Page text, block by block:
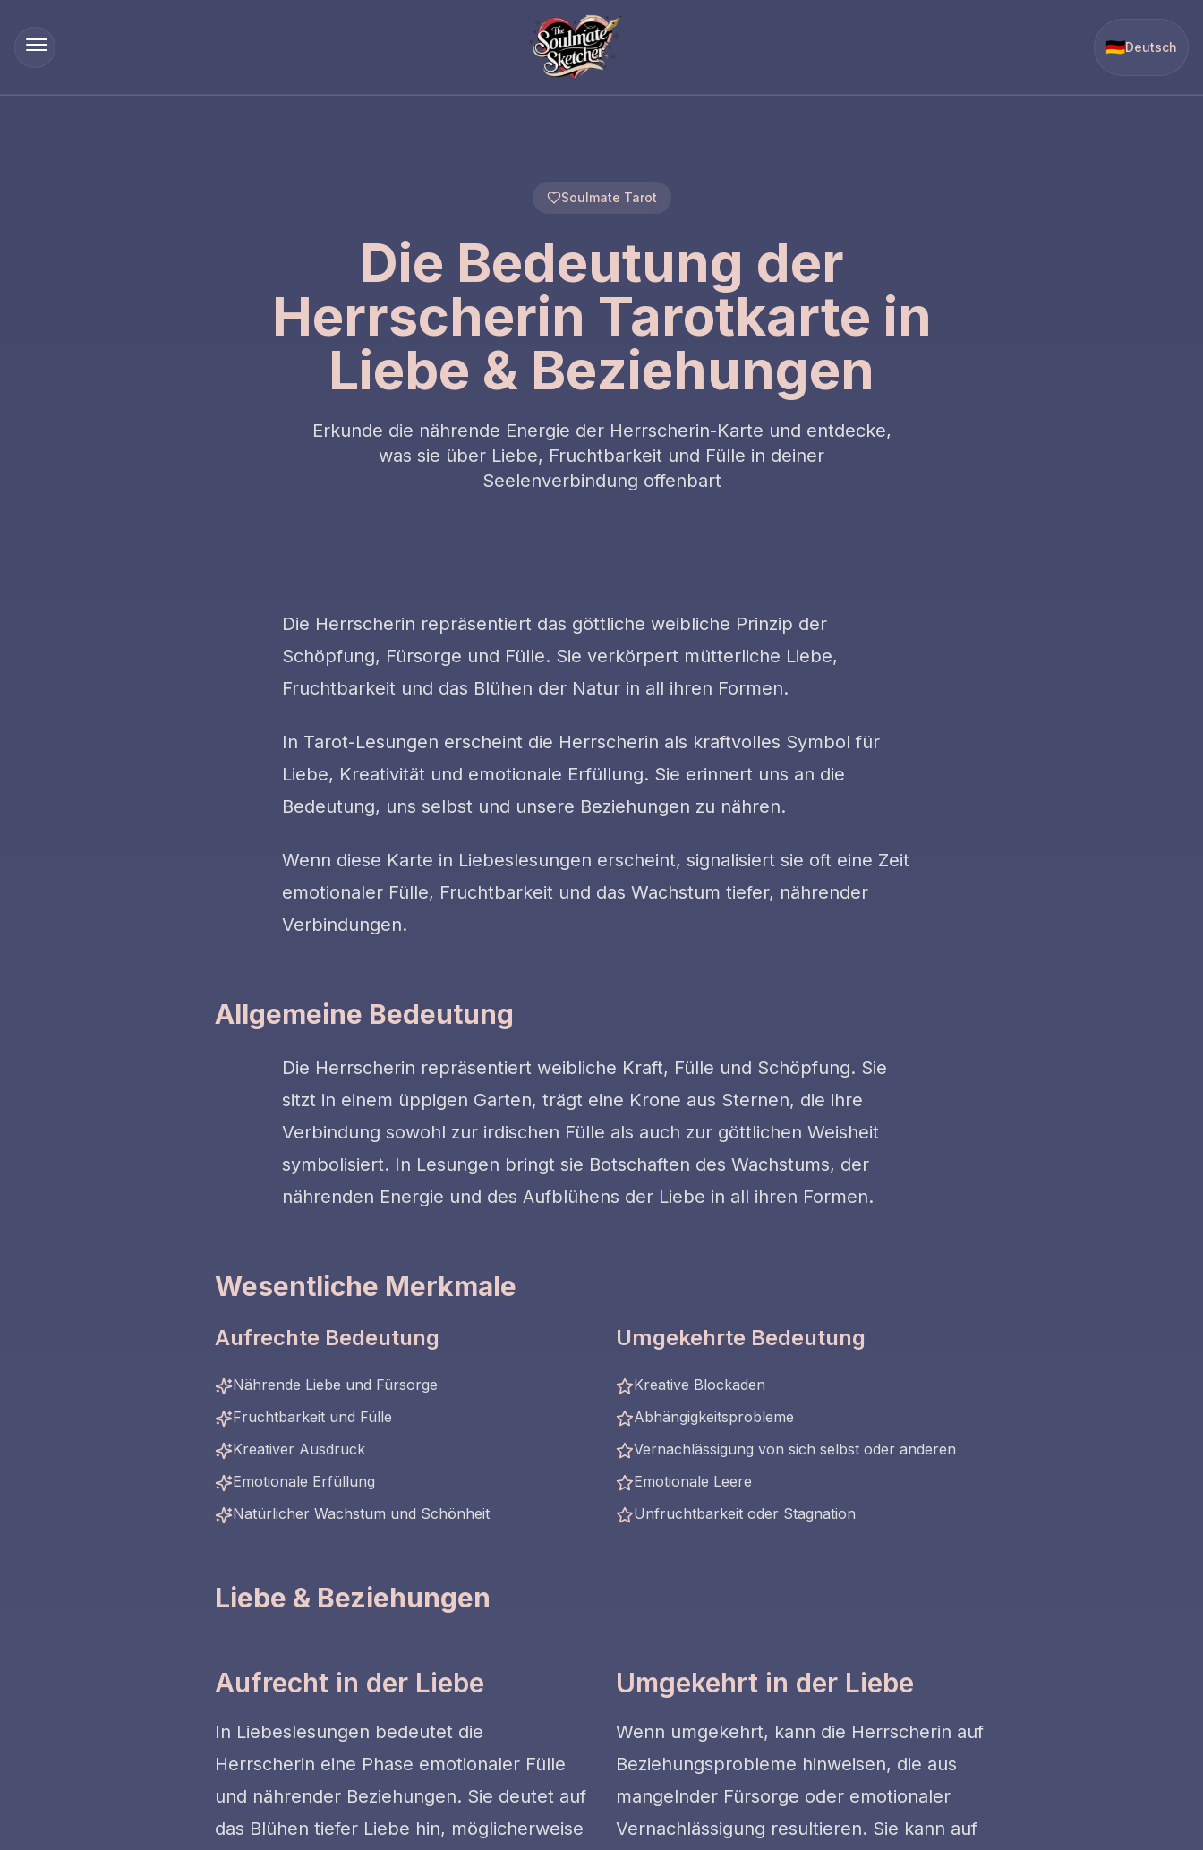
🇩🇪Deutsch
Soulmate Tarot
Die Bedeutung der
Herrscherin Tarotkarte in
Liebe & Beziehungen
Erkunde die nährende Energie der Herrscherin-Karte und entdecke,
was sie über Liebe, Fruchtbarkeit und Fülle in deiner
Seelenverbindung offenbart
Die Herrscherin repräsentiert das göttliche weibliche Prinzip der
Schöpfung, Fürsorge und Fülle. Sie verkörpert mütterliche Liebe,
Fruchtbarkeit und das Blühen der Natur in all ihren Formen.
In Tarot-Lesungen erscheint die Herrscherin als kraftvolles Symbol für
Liebe, Kreativität und emotionale Erfüllung. Sie erinnert uns an die
Bedeutung, uns selbst und unsere Beziehungen zu nähren.
Wenn diese Karte in Liebeslesungen erscheint, signalisiert sie oft eine Zeit
emotionaler Fülle, Fruchtbarkeit und das Wachstum tiefer, nährender
Verbindungen.
Allgemeine Bedeutung
Die Herrscherin repräsentiert weibliche Kraft, Fülle und Schöpfung. Sie
sitzt in einem üppigen Garten, trägt eine Krone aus Sternen, die ihre
Verbindung sowohl zur irdischen Fülle als auch zur göttlichen Weisheit
symbolisiert. In Lesungen bringt sie Botschaften des Wachstums, der
nährenden Energie und des Aufblühens der Liebe in all ihren Formen.
Wesentliche Merkmale
Aufrechte Bedeutung
Nährende Liebe und Fürsorge
Fruchtbarkeit und Fülle
Kreativer Ausdruck
Emotionale Erfüllung
Natürlicher Wachstum und Schönheit
Umgekehrte Bedeutung
Kreative Blockaden
Abhängigkeitsprobleme
Vernachlässigung von sich selbst oder anderen
Emotionale Leere
Unfruchtbarkeit oder Stagnation
Liebe & Beziehungen
Aufrecht in der Liebe
In Liebeslesungen bedeutet die
Herrscherin eine Phase emotionaler Fülle
und nährender Beziehungen. Sie deutet auf
das Blühen tiefer Liebe hin, möglicherweise
Umgekehrt in der Liebe
Wenn umgekehrt, kann die Herrscherin auf
Beziehungsprobleme hinweisen, die aus
mangelnder Fürsorge oder emotionaler
Vernachlässigung resultieren. Sie kann auf